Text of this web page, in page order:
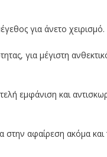
για άνετο χειρισμό.
για μέγιστη
εμφάνιση και
στην αφαίρεση ακόμα